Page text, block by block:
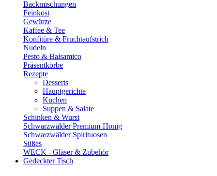
Backmischungen
Feinkost
Gewürze
Kaffee & Tee
Konfitüre & Fruchtaufstrich
Nudeln
Pesto & Balsamico
Präsentkörbe
Rezepte
Desserts
Hauptgerichte
Kuchen
Suppen & Salate
Schinken & Wurst
Schwarzwälder Premium-Honig
Schwarzwälder Spirituosen
Süßes
WECK - Gläser & Zubehör
Gedeckter Tisch